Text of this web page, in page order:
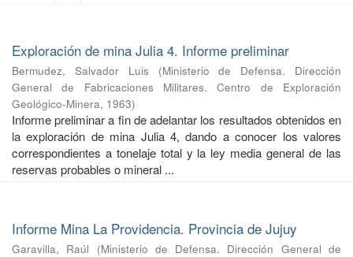
Exploración de mina Julia 4. Informe preliminar
Bermudez, Salvador Luis (Ministerio de Defensa. Dirección
General de Fabricaciones Militares. Centro de Exploración
Geológico-Minera, 1963)
Informe preliminar a fin de adelantar los resultados obtenidos en
la exploración de mina Julia 4, dando a conocer los valores
correspondientes a tonelaje total y la ley media general de las
reservas probables o mineral ...
Informe Mina La Providencia. Provincia de Jujuy
Garavilla, Raúl (Ministerio de Defensa. Dirección General de